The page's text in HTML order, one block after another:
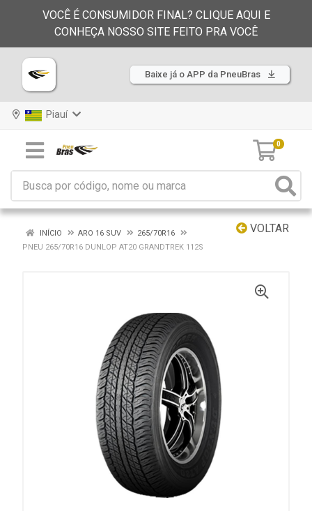
VOCÊ É CONSUMIDOR FINAL? CLIQUE AQUI E
CONHEÇA NOSSO SITE FEITO PRA VOCÊ
Baixe já o APP da PneuBras
Piauí
0
VOLTAR
INÍCIO ARO 16 SUV
265/70R16
PNEU 265/70R16 DUNLOP AT20 GRANDTREK 112S